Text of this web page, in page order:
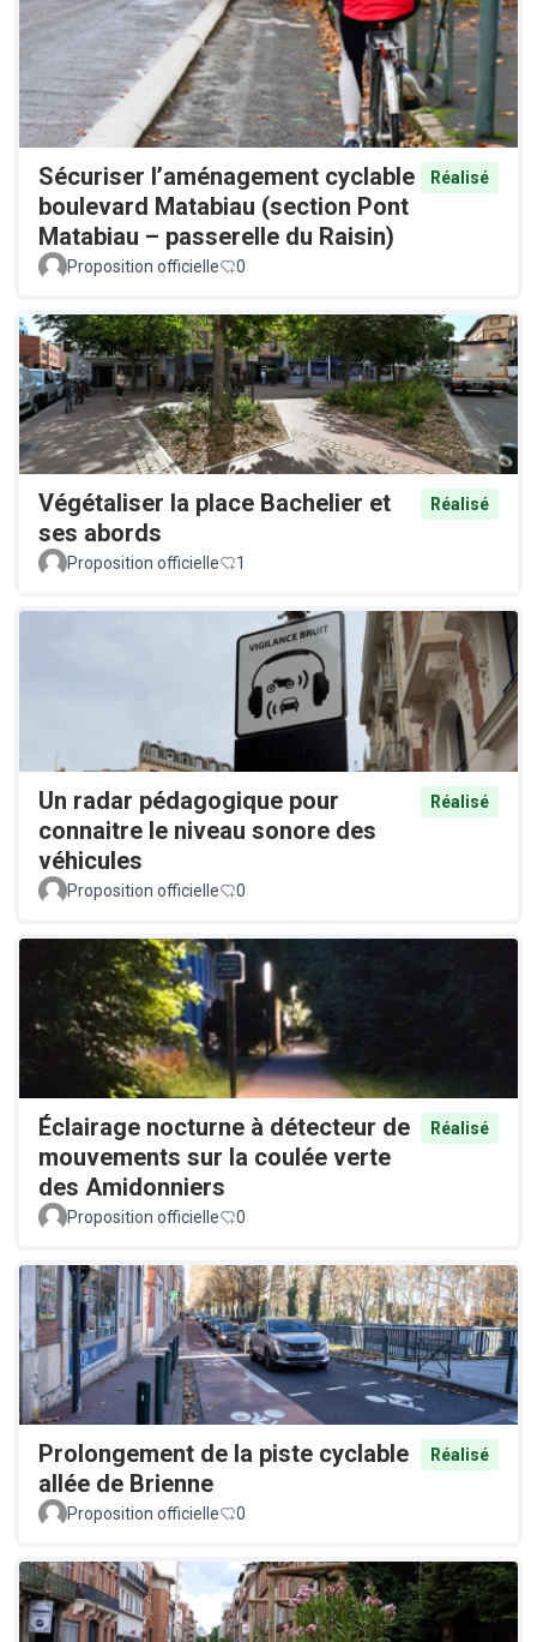
Sécuriser l’aménagement cyclable
boulevard Matabiau (section Pont
Matabiau – passerelle du Raisin)
Réalisé
Proposition officielle 0
Végétaliser la place Bachelier et
ses abords
Réalisé
Proposition officielle 1
Un radar pédagogique pour
connaitre le niveau sonore des
véhicules
Réalisé
Proposition officielle 0
Éclairage nocturne à détecteur de
mouvements sur la coulée verte
des Amidonniers
Réalisé
Proposition officielle 0
Prolongement de la piste cyclable
allée de Brienne
Réalisé
Proposition officielle 0